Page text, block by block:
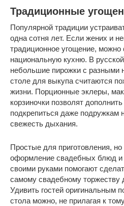
Традиционные
Популярной традиции
одна сотня лет. Если жених и
традиционное угощение, можно
национальную кухню. В
небольшие пирожки с разными
столе для выкупа считаются
жизни. Порционные эклеры,
корзиночки позволят
подкрепиться даже
свежесть дыхания.
Простые для приготовления,
оформление свадебных блюд и
своими руками помогают
самому свадебному торжеству
Удивить гостей оригинальным
стола можно, не прилагая к